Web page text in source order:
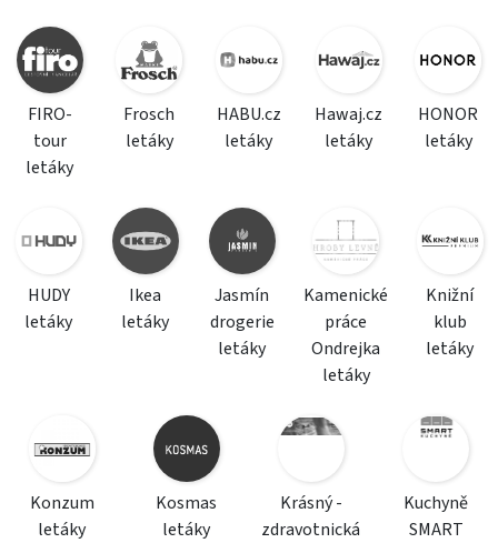
FIRO-
tour
letáky
Frosch
letáky
HABU.cz
letáky
Hawaj.cz
letáky
HONOR
letáky
HUDY
letáky
Ikea
letáky
Jasmín
drogerie
letáky
Kamenické
práce
Ondrejka
letáky
Knižní
klub
letáky
Konzum
letáky
Kosmas
letáky
Krásný -
zdravotnická
Kuchyně
SMART